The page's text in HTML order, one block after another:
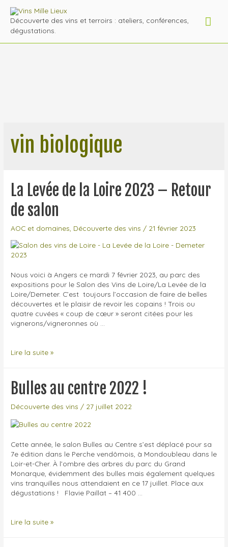
Découverte des vins et terroirs : ateliers, conférences,
dégustations.
vin biologique
La Levée de la Loire 2023 – Retour
de salon
AOC et domaines Découverte des vins / 21 février 2023
Nous voici à Angers ce mardi 7 février 2023, au parc des
expositions pour le Salon des Vins de Loire/La Levée de la
Loire/Demeter. C’est toujours l’occasion de faire de belles
découvertes et le plaisir de revoir les copains ! Trois ou
quatre cuvées « coup de cœur » seront citées pour les
vignerons/vigneronnes où …
La
la
Loire
–
Retour
de
Lire la suite »
Bulles au centre 2022 !
Découverte des vins / 27 juillet 2022
Cette année, le salon Bulles au Centre s’est déplacé pour sa
7e édition dans le Perche vendômois, à Mondoubleau dans le
Loir-et-Cher. À l’ombre des arbres du parc du Grand
Monarque, évidemment des bulles mais également quelques
vins tranquilles nous attendaient en ce 17 juillet. Place aux
dégustations ! Flavie Paillat – 41 400 …
Bulles
Lire la suite »